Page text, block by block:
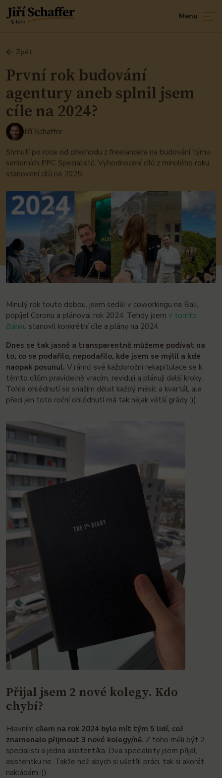
Přejít
na
Menu
Zpět
První rok budování
agentury aneb splnil jsem
cíle na 2024?
Jiří Schaffer
Shrnutí po roce od přechodu z freelancera na budování týmu
seniorních PPC Specialistů. Vyhodnocení cílů z minulého roku,
stanovení cílů na 2025
Minulý rok touto dobou, jsem seděl v coworkingu na Bali,
popíjel Coronu a plánoval rok 2024. Tehdy jsem v tomto
článku stanovil konkrétní cíle a plány na 2024.
Dnes se tak jasně a transparentně můžeme podívat na
to, co se podařilo, nepodařilo, kde jsem se mýlil a kde
naopak posunul. V rámci své každoroční rekapitulace se k
těmto cílům pravidelně vracím, reviduji a plánuji další kroky.
Tohle ohlédnutí se snažím dělat každý měsíc a kvartál, ale
přeci jen toto roční ohlédnutí má tak nějak větší grády :))
Přijal jsem 2 nové kolegy. Kdo
chybí?
Hlavním cílem na rok 2024 bylo mít tým 5 lidí, což
znamenalo přijmout 3 nové kolegy/ně. Z toho měli být 2
specialisti a jedna asistent/ka. Dva specialisty jsem přijal,
asistentku ne. Takže než abych si ušetřil práci, tak si akorát
nakládám :))